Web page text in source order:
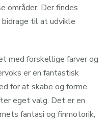
områder. Der findes
bidrage til at udvikle
med forskellige farver og
er en fantastisk
for at skabe og forme
eget valg. Det er en
fantasi og finmotorik,